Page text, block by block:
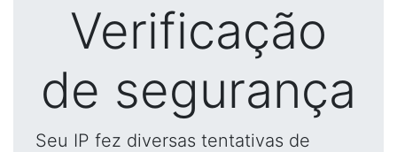
Verificação
de segurança
Seu IP fez diversas tentativas de